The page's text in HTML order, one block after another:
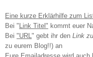
Eine kurze Erklärhilfe zum
Bei " Link Titel" kommt euer
Bei "URL " gebt ihr den Link
zu eurem Blog!!) an